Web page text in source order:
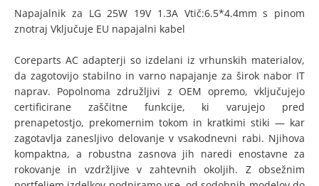
Napajalnik za LG 25W 19V 1.3A Vtič:6.5*4.4mm s pinom
znotraj Vključuje EU napajalni kabel
Coreparts AC adapterji so izdelani iz vrhunskih materialov,
da zagotovijo stabilno in varno napajanje za širok nabor IT
naprav. Popolnoma združljivi z OEM opremo, vključujejo
certificirane zaščitne funkcije, ki varujejo pred
prenapetostjo, prekomernim tokom in kratkimi stiki — kar
zagotavlja zanesljivo delovanje v vsakodnevni rabi. Njihova
kompaktna, a robustna zasnova jih naredi enostavne za
rokovanje in vzdržljive v zahtevnih okoljih. Z obsežnim